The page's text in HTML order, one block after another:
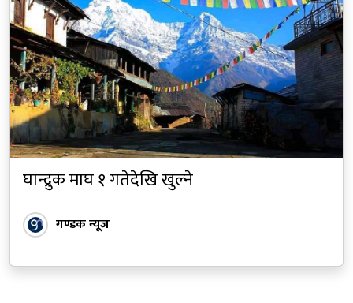
घान्द्रुक माघ १ गतेदेखि खुल्ने
गण्डक न्यूज